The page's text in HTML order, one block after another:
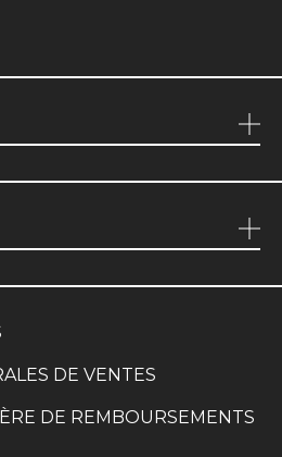
DE VENTES
DE REMBOURSEMENTS